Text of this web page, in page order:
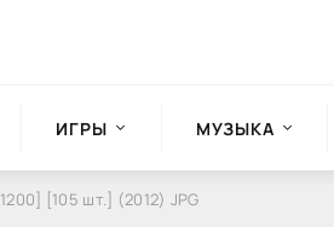
ИГРЫ МУЗЫКА
[105 шт.] (2012) JPG